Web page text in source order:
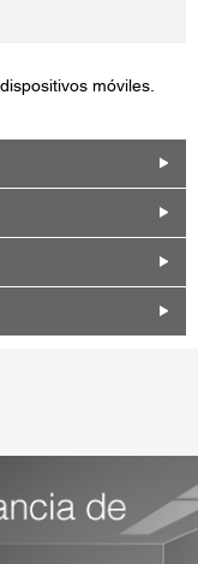
móviles.